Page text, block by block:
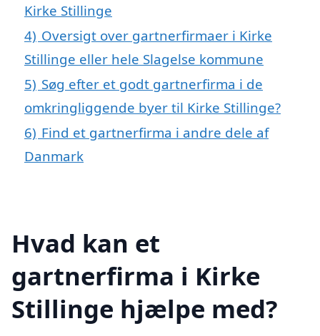
Kirke Stillinge
4) Oversigt over gartnerfirmaer i Kirke
Stillinge eller hele Slagelse kommune
5) Søg efter et godt gartnerfirma i de
omkringliggende byer til Kirke Stillinge?
6) Find et gartnerfirma i andre dele af
Danmark
Hvad kan et
gartnerfirma i Kirke
Stillinge hjælpe med?